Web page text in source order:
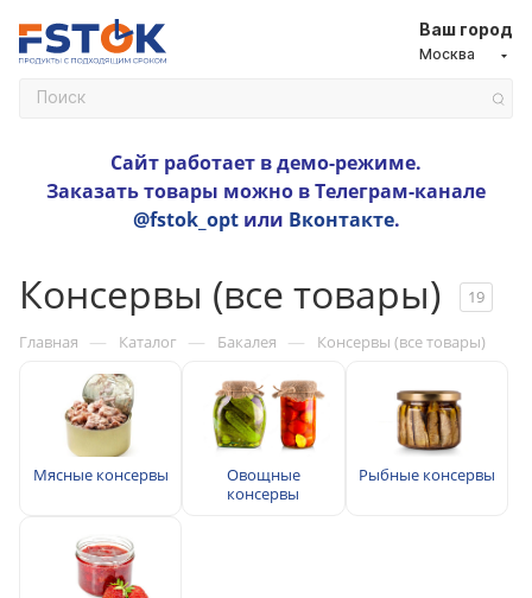
Ваш город
Москва
Сайт работает в демо-режиме.
Заказать товары можно в Телеграм-канале
@fstok_optили Вконтакте.
Консервы (все товары) 19
Главная — Каталог — Бакалея — Консервы (все товары)
Мясные консервы
Овощные
консервы
Рыбные консервы